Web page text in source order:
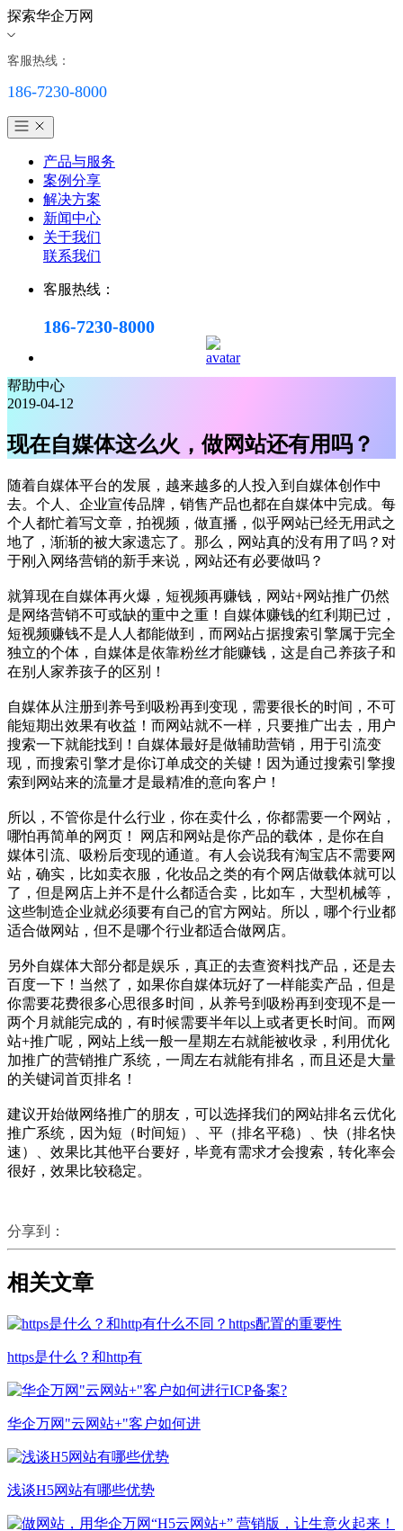
探索华企万网
客服热线：
186-7230-8000
产品与服务
案例分享
解决方案
新闻中心
关于我们
联系我们
客服热线：
186-7230-8000
帮助中心
2019-04-12
现在自媒体这么火，做网站还有用吗？
随着自媒体平台的发展，越来越多的人投入到自媒体创作中
去。个人、企业宣传品牌，销售产品也都在自媒体中完成。每
个人都忙着写文章，拍视频，做直播，似乎网站已经无用武之
地了，渐渐的被大家遗忘了。那么，网站真的没有用了吗？对
于刚入网络营销的新手来说，网站还有必要做吗？
就算现在自媒体再火爆，短视频再赚钱，网站+网站推广仍然
是网络营销不可或缺的重中之重！自媒体赚钱的红利期已过，
短视频赚钱不是人人都能做到，而网站占据搜索引擎属于完全
独立的个体，自媒体是依靠粉丝才能赚钱，这是自己养孩子和
在别人家养孩子的区别！
自媒体从注册到养号到吸粉再到变现，需要很长的时间，不可
能短期出效果有收益！而网站就不一样，只要推广出去，用户
搜索一下就能找到！自媒体最好是做辅助营销，用于引流变
现，而搜索引擎才是你订单成交的关键！因为通过搜索引擎搜
索到网站来的流量才是最精准的意向客户！
所以，不管你是什么行业，你在卖什么，你都需要一个网站，
哪怕再简单的网页！ 网店和网站是你产品的载体，是你在自
媒体引流、吸粉后变现的通道。有人会说我有淘宝店不需要网
站，确实，比如卖衣服，化妆品之类的有个网店做载体就可以
了，但是网店上并不是什么都适合卖，比如车，大型机械等，
这些制造企业就必须要有自己的官方网站。所以，哪个行业都
适合做网站，但不是哪个行业都适合做网店。
另外自媒体大部分都是娱乐，真正的去查资料找产品，还是去
百度一下！当然了，如果你自媒体玩好了一样能卖产品，但是
你需要花费很多心思很多时间，从养号到吸粉再到变现不是一
两个月就能完成的，有时候需要半年以上或者更长时间。而网
站+推广呢，网站上线一般一星期左右就能被收录，利用优化
加推广的营销推广系统，一周左右就能有排名，而且还是大量
的关键词首页排名！
建议开始做网络推广的朋友，可以选择我们的网站排名云优化
推广系统，因为短（时间短）、平（排名平稳）、快（排名快
速）、效果比其他平台要好，毕竟有需求才会搜索，转化率会
很好，效果比较稳定。
分享到：
相关文章
https是什么？和http有
华企万网"云网站+"客户如何进
浅谈H5网站有哪些优势